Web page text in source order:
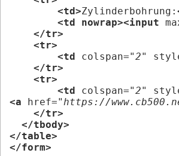
<td>Zylinderbohrung:
<td nowrap><input
</tr>
<tr>
<td colspan="2"
</tr>
<tr>
<td colspan="2"
<a href="https://
</tr>
</tbody>
</table>
</form>